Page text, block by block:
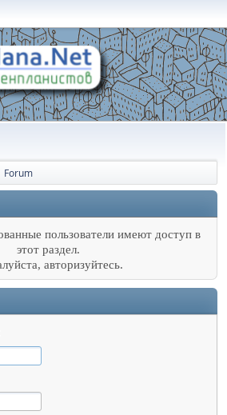
Forum
пользователи имеют доступ в
этот раздел.
авторизуйтесь.